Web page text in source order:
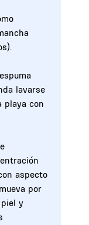
lavarse
playa con
aspecto
por
y